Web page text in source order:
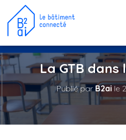
La GTB dans
Publié parB2ai le